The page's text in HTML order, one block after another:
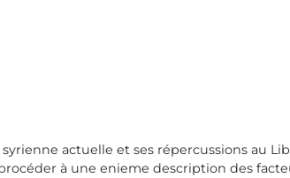
syrienne actuelle et ses répercussions au
à une enieme description des